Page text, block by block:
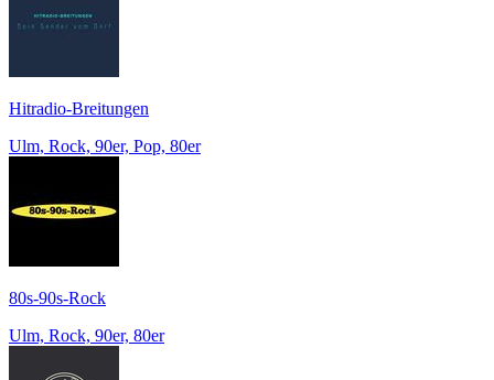
Hitradio-Breitungen
Ulm, Rock, 90er, Pop, 80er
80s-90s-Rock
Ulm, Rock, 90er, 80er